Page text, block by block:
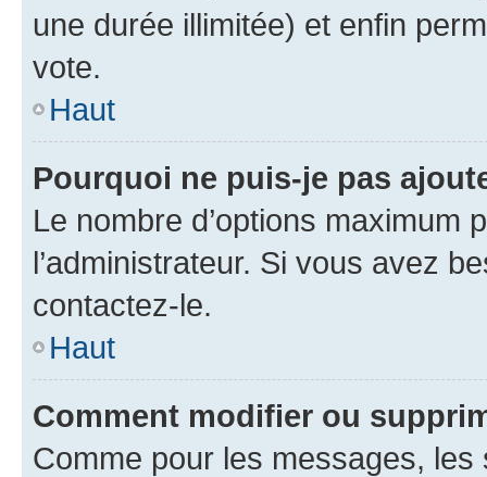
une durée illimitée) et enfin
vote.
Haut
Pourquoi ne puis-je pas
Le nombre d’options maximum
l’administrateur. Si vous avez
contactez-le.
Haut
Comment modifier ou
Comme pour les messages,